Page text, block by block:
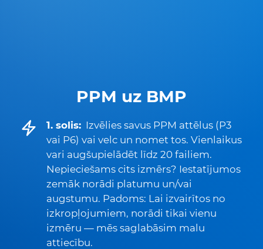
PPM uz BMP
1. solis: Izvēlies savus PPM attēlus (P3
vai P6) vai velc un nomet tos. Vienlaikus
vari augšupielādēt līdz 20 failiem.
Nepieciešams cits izmērs? Iestatījumos
zemāk norādi platumu un/vai
augstumu. Padoms: Lai izvairītos no
izkropļojumiem, norādi tikai vienu
izmēru — mēs saglabāsim malu
attiecību.